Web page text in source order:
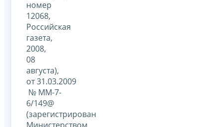
номер
12068,
Российская
газета,
2008,
08
августа),
от 31.03.2009
№ ММ-7-
6/149@
(зарегистрирован
Министерством